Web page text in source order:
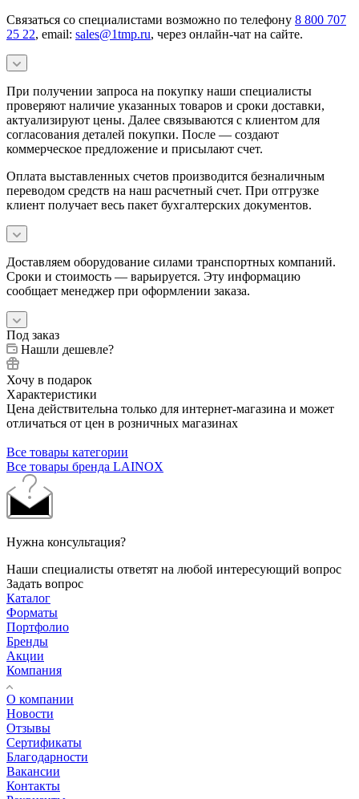
Связаться со специалистами возможно по телефону 8 800 707
25 22, email: sales@1tmp.ru, через онлайн-чат на сайте.
При получении запроса на покупку наши специалисты
проверяют наличие указанных товаров и сроки доставки,
актуализируют цены. Далее связываются с клиентом для
согласования деталей покупки. После — создают
коммерческое предложение и присылают счет.
Оплата выставленных счетов производится безналичным
переводом средств на наш расчетный счет. При отгрузке
клиент получает весь пакет бухгалтерских документов.
Доставляем оборудование силами транспортных компаний.
Сроки и стоимость — варьируется. Эту информацию
сообщает менеджер при оформлении заказа.
Под заказ
Нашли дешевле?
Хочу в подарок
Характеристики
Цена действительна только для интернет-магазина и может
отличаться от цен в розничных магазинах
Все товары категории
Все товары бренда LAINOX
Нужна консультация?
Наши специалисты ответят на любой интересующий вопрос
Задать вопрос
Каталог
Форматы
Портфолио
Бренды
Акции
Компания
О компании
Новости
Отзывы
Сертификаты
Благодарности
Вакансии
Контакты